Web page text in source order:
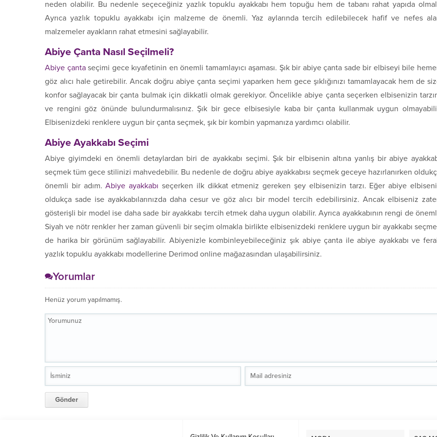
neden olabilir. Bu nedenle seçeceğiniz yazlık topuklu ayakkabı hem topuğu hem de tabanı rahat yapıda
Ayrıca yazlık topuklu ayakkabı için malzeme de önemli. Yaz aylarında tercih edilebilecek hafif ve nefes
malzemeler ayakların rahat etmesini sağlayabilir.
Abiye Çanta Nasıl Seçilmeli?
Abiye çantaseçimi gece kıyafetinin en önemli tamamlayıcı aşaması. Şık bir abiye çanta sade bir elbiseyi bile
göz alıcı hale getirebilir. Ancak doğru abiye çanta seçimi yaparken hem gece şıklığınızı tamamlayacak hem de
konfor sağlayacak bir çanta bulmak için dikkatli olmak gerekiyor. Öncelikle abiye çanta seçerken elbisenizin
ve rengini göz önünde bulundurmalısınız. Şık bir gece elbisesiyle kaba bir çanta kullanmak uygun
Elbisenizdeki renklere uygun bir çanta seçmek, şık bir kombin yapmanıza yardımcı olabilir.
Abiye Ayakkabı Seçimi
Abiye giyimdeki en önemli detaylardan biri de ayakkabı seçimi. Şık bir elbisenin altına yanlış bir abiye
seçmek tüm gece stilinizi mahvedebilir. Bu nedenle de doğru abiye ayakkabısı seçmek geceye hazırlanırken
önemli bir adım.Abiye ayakkabı seçerken ilk dikkat etmeniz gereken şey elbisenizin tarzı. Eğer abiye
oldukça sade ise ayakkabılarınızda daha cesur ve göz alıcı bir model tercih edebilirsiniz. Ancak elbiseniz
gösterişli bir model ise daha sade bir ayakkabı tercih etmek daha uygun olabilir. Ayrıca ayakkabının rengi de
Siyah ve nötr renkler her zaman güvenli bir seçim olmakla birlikte elbisenizdeki renklere uygun bir ayakkabı
de harika bir görünüm sağlayabilir. Abiyenizle kombinleyebileceğiniz şık abiye çanta ile abiye ayakkabı ve
yazlık topuklu ayakkabı modellerine Derimod online mağazasından ulaşabilirsiniz.
Yorumlar
Henüz yorum yapılmamış.